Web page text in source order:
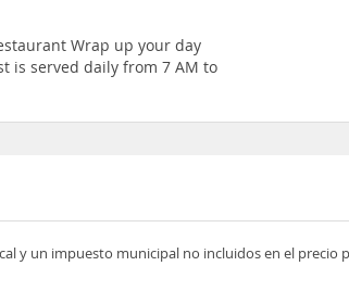
Wrap up your day
is served daily from 7 AM to
y un impuesto municipal no incluidos en el precio